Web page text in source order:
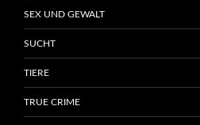
SEX UND GEWALT
SUCHT
TIERE
TRUE CRIME